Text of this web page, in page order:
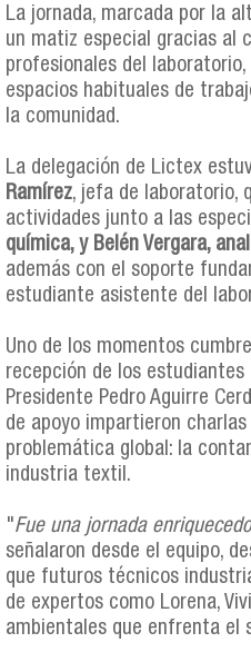
La jornada, marcada por la
un matiz especial gracias al
profesionales del
espacios habituales de
la comunidad.
La delegación de Lictex
Ramírez, jefa de laboratorio,
actividades junto a las
química, y Belén Vergara,
además con el soporte
estudiante asistente del
Uno de los momentos
recepción de los
Presidente Pedro Aguirre
de apoyo impartieron
problemática global: la
industria textil.
"Fue una jornada
señalaron desde el equipo,
que futuros técnicos
de expertos como Lorena,
ambientales que enfrenta el